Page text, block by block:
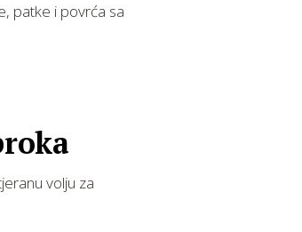
patke i povrća sa
volju za